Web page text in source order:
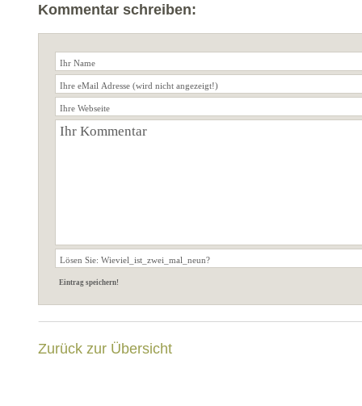
Kommentar schreiben:
Zurück zur Übersicht